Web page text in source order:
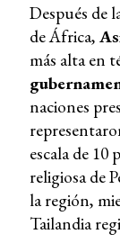
Después de
de África,
más alta en
naciones
escala de
religiosa de
la región,
Tailandia